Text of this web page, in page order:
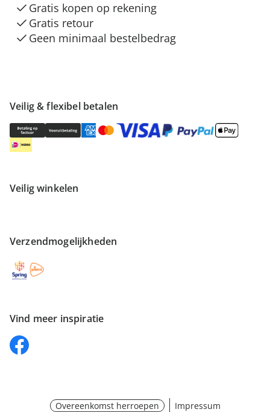
Veilig & flexibel betalen
Veilig winkelen
Verzendmogelijkheden
Vind meer inspiratie
Gratis kopen op rekening
Gratis retour
Geen minimaal bestelbedrag
Overeenkomst herroepen
Impressum